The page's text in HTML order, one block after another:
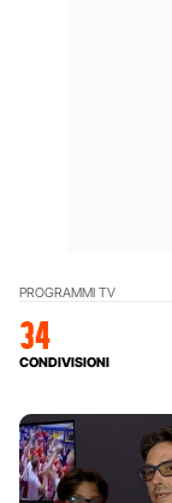
PROGRAMMI TV
34
CONDIVISIONI